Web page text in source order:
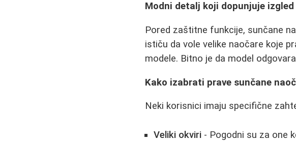
Modni detalj koji dopunjuje izgled
Pored zaštitne funkcije, sunčane
ističu da vole velike naočare koje
modele. Bitno je da model
Kako izabrati prave sunčane
Neki korisnici imaju specifične
Veliki okviri - Pogodni su za one